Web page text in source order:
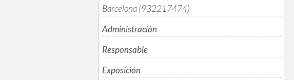
Barcelona (932217474)
Administración
Responsable
Exposición